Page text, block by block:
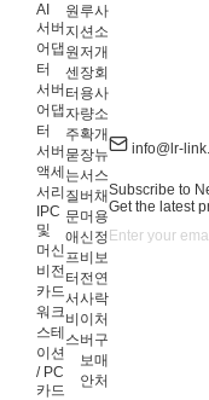
AI
서버
어댑
터
서버
어댑
터
서버
액세
서리
IPC
및
머신
비전
카드
워크
스테
이션
/ PC
카드
원
지
원
센
터
자
주
묻
는
질
문
애
프
터
서
비
스
루
션
저
장
용
량
확
장
서
버
머
신
비
전
사
이
버
보
안
사
소
개
회
사
소
개
뉴
스
채
용
정
보
연
락
처
구
매
처
info@lr-
Subscribe to
Get the latest